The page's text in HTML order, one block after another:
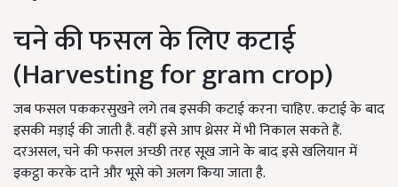
चने की फसल के लिए कटाई
(Harvesting for gram crop)
जब फसल पककरसुखने लगे तब इसकी कटाई करना चाहिए. कटाई के बाद
इसकी मड़ाई की जाती है. वहीं इसे आप थ्रेसर में भी निकाल सकते हैं.
दरअसल, चने की फसल अच्छी तरह सूख जाने के बाद इसे खलियान में
इकट्ठा करके दाने और भूसे को अलग किया जाता है.